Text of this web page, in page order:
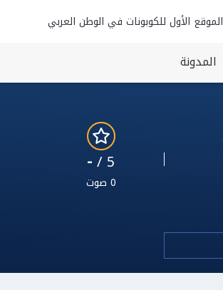
الموقع الأول للكوبونات في الوطن العربي
المدونة
5 /
-
0 صوت